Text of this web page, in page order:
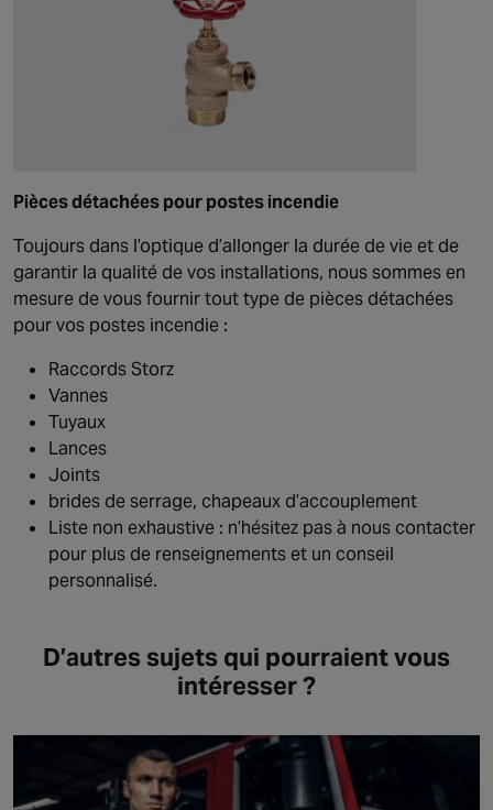
Pièces détachées pour postes incendie
Toujours dans l’optique d’allonger la durée de vie et de
garantir la qualité de vos installations, nous sommes en
mesure de vous fournir tout type de pièces détachées
pour vos postes incendie :
Raccords Storz
Vannes
Tuyaux
Lances
Joints
brides de serrage, chapeaux d’accouplement
Liste non exhaustive : n’hésitez pas à nous contacter
pour plus de renseignements et un conseil
personnalisé.
D’autres sujets qui pourraient vous
intéresser ?